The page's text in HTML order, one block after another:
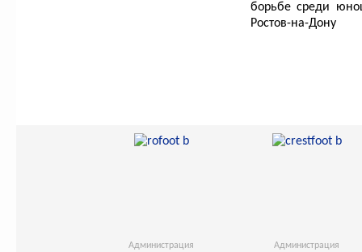
борьбе среди
Ростов-на-Дону
Администрация
Администрация